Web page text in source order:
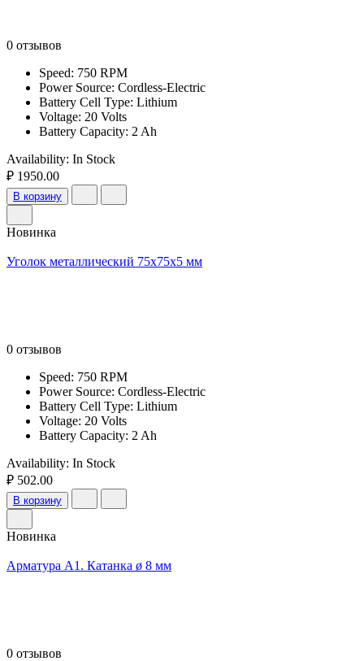
0 отзывов
Speed: 750 RPM
Power Source: Cordless-Electric
Battery Cell Type: Lithium
Voltage: 20 Volts
Battery Capacity: 2 Ah
Availability: In Stock
₽ 1950.00
В корзину
Новинка
Уголок металлический 75x75x5 мм
0 отзывов
Speed: 750 RPM
Power Source: Cordless-Electric
Battery Cell Type: Lithium
Voltage: 20 Volts
Battery Capacity: 2 Ah
Availability: In Stock
₽ 502.00
В корзину
Новинка
Арматура А1. Катанка ø 8 мм
0 отзывов